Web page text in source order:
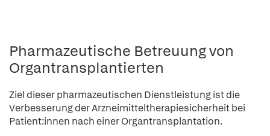
Pharmazeutische Betreuung von
Organtransplantierten
Ziel dieser pharmazeutischen Dienstleistung ist die
Verbesserung der Arzneimitteltherapiesicherheit bei
Patient:innen nach einer Organtransplantation.